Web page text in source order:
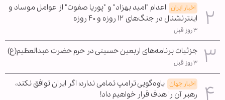
اخبار ایران اعدام "امید بهزاد" و "پوریا صفوت" از عوامل موساد و
اینترنشنال در جنگ‌های ۱۲ روزه و ۴۰ روزه
۳ روز قبل
جزئیات برنامه‌های اربعین حسینی در حرم حضرت عبدالعظیم(ع)
۳ روز قبل
اخبار جهان یاوه‌گویی ترامپ تمامی ندارد؛ اگر ایران توافق نکند،
رهبر آن را هدف قرار خواهیم داد!